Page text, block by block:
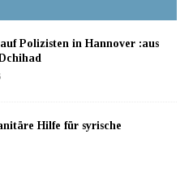
Polizisten in Hannover :aus
Hilfe für syrische